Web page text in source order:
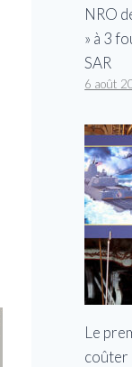
NRO
» à 3
SAR
6 août
Le
coûter